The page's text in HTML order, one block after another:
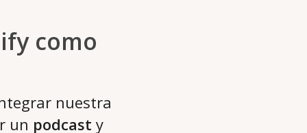
como
nuestra
un podcast y